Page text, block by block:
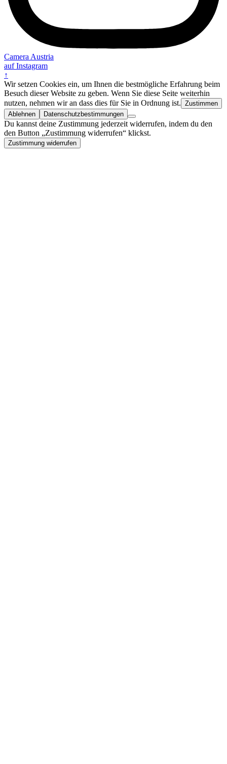
Camera Austria
auf Instagram
↑
Wir setzen Cookies ein, um Ihnen die bestmögliche Erfahrung beim
Besuch dieser Website zu geben. Wenn Sie diese Seite weiterhin
nutzen, nehmen wir an dass dies für Sie in Ordnung ist. Zustimmen
Ablehnen
Datenschutzbestimmungen
Du kannst deine Zustimmung jederzeit widerrufen, indem du den
den Button „Zustimmung widerrufen“ klickst.
Zustimmung widerrufen